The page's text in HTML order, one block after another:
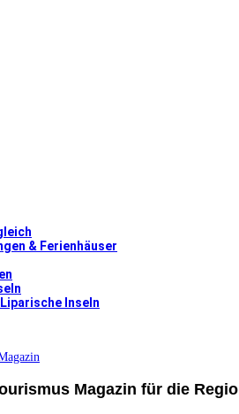
& Ferienhäuser
Inseln
Magazin für die